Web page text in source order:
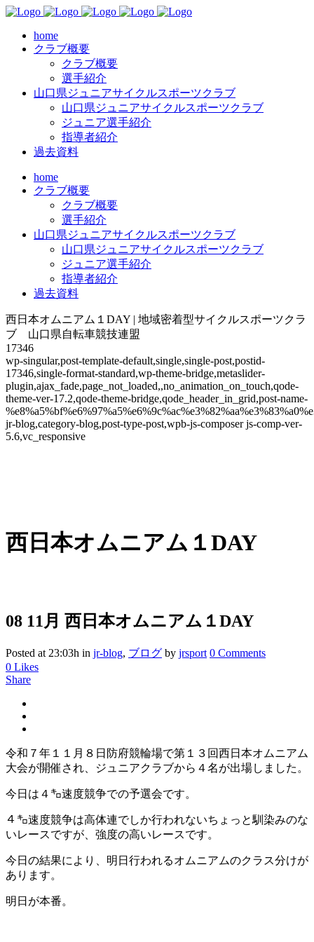
home
クラブ概要
クラブ概要
選手紹介
山口県ジュニアサイクルスポーツクラブ
山口県ジュニアサイクルスポーツクラブ
ジュニア選手紹介
指導者紹介
過去資料
home
クラブ概要
クラブ概要
選手紹介
山口県ジュニアサイクルスポーツクラブ
山口県ジュニアサイクルスポーツクラブ
ジュニア選手紹介
指導者紹介
過去資料
西日本オムニアム１DAY | 地域密着型サイクルスポーツクラ
ブ 山口県自転車競技連盟
17346
wp-singular,post-template-default,single,single-post,postid-
17346,single-format-standard,wp-theme-bridge,metaslider-
plugin,ajax_fade,page_not_loaded,,no_animation_on_touch,qode-
theme-ver-17.2,qode-theme-bridge,qode_header_in_grid,post-name-
jr-blog,category-blog,post-type-post,wpb-js-composer js-comp-ver-
5.6,vc_responsive
西日本オムニアム１DAY
08 11月 西日本オムニアム１DAY
Posted at 23:03h in jr-blog, ブログ by jrsport 0 Comments
0 Likes
Share
令和７年１１月８日防府競輪場で第１３回西日本オムニアム
大会が開催され、ジュニアクラブから４名が出場しました。
今日は４㌔速度競争での予選会です。
４㌔速度競争は高体連でしか行われないちょっと馴染みのな
いレースですが、強度の高いレースです。
今日の結果により、明日行われるオムニアムのクラス分けが
あります。
明日が本番。